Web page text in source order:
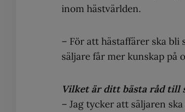
inom hästvärlden.
– För att hästaffärer ska bli
säljare får mer kunskap på
Vilket är ditt bästa råd till
– Jag tycker att säljaren